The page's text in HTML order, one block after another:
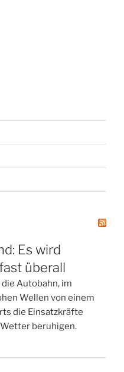
Es wird
überall
Autobahn, im
Wellen von einem
die Einsatzkräfte
beruhigen.